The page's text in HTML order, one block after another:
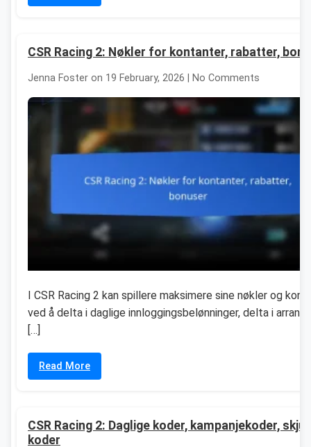
CSR Racing 2: Nøkler for kontanter, rabatter,
Jenna Foster on 19 February, 2026 | No Comments
I CSR Racing 2 kan spillere maksimere sine nøkler og
ved å delta i daglige innloggingsbelønninger, delta i
[…]
Read More
CSR Racing 2: Daglige koder, kampanjekoder,
koder